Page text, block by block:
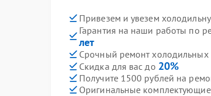
Привезем и увезем
Гарантия на наши работы по
лет
Срочный ремонт холодильных
Скидка для вас до 20%
Получите 1500 рублей на
Оригинальные